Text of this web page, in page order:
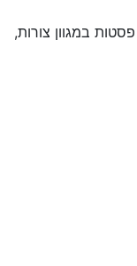
במגוון צורות,